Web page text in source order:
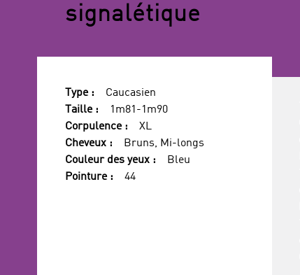
signalétique
Type :
Caucasien
Taille :
1m81-1m90
Corpulence :
XL
Cheveux :
Bruns, Mi-longs
Couleur des yeux :
Bleu
Pointure :
44